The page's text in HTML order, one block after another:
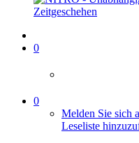
0
0
Melden Sie sich
Leseliste